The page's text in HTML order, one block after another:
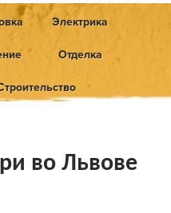
Электрика
Отделка
во Львове